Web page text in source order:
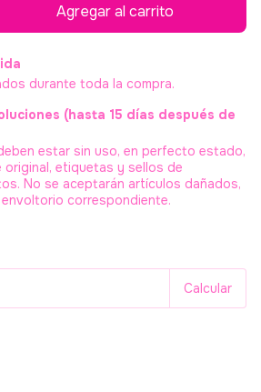
durante toda la compra.
(hasta 15 días después de
estar sin uso, en perfecto estado,
original, etiquetas y sellos de
No se aceptarán artículos dañados,
correspondiente.
Calcular